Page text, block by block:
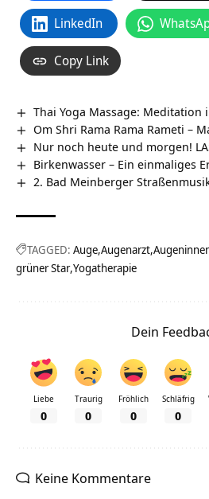
LinkedIn
Copy Link
Thai Yoga Massage: Meditation
Om Shri Rama Rama Rameti –
Nur noch heute und morgen!
Birkenwasser – Ein einmaliges
2. Bad Meinberger
TAGGED: Auge Augenarzt
grüner Star Yogatherapie
Dein
Liebe
0
Traurig
0
Fröhlich
0
Schläfrig
0
Keine Kommentare